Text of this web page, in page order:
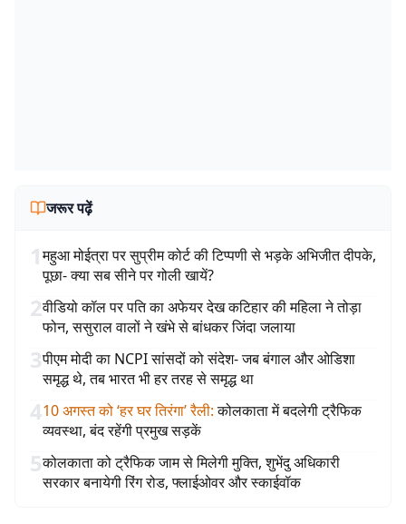
जरूर पढ़ें
1महुआ मोईत्रा पर सुप्रीम कोर्ट की टिप्पणी से भड़के अभिजीत दीपके,
पूछा- क्या सब सीने पर गोली खायें?
2वीडियो कॉल पर पति का अफेयर देख कटिहार की महिला ने तोड़ा
फोन, ससुराल वालों ने खंभे से बांधकर जिंदा जलाया
3पीएम मोदी का NCPI सांसदों को संदेश- जब बंगाल और ओडिशा
समृद्ध थे, तब भारत भी हर तरह से समृद्ध था
410 अगस्त को ‘हर घर तिरंगा’ रैली: कोलकाता में बदलेगी ट्रैफिक
व्यवस्था, बंद रहेंगी प्रमुख सड़कें
5कोलकाता को ट्रैफिक जाम से मिलेगी मुक्ति, शुभेंदु अधिकारी
सरकार बनायेगी रिंग रोड, फ्लाईओवर और स्काईवॉक